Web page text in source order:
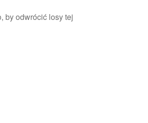
by odwrócić losy tej